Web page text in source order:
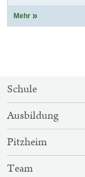
Mehr
SITEMAP-
NAVIGATION
Schule
Ausbildung
Pitzheim
Team